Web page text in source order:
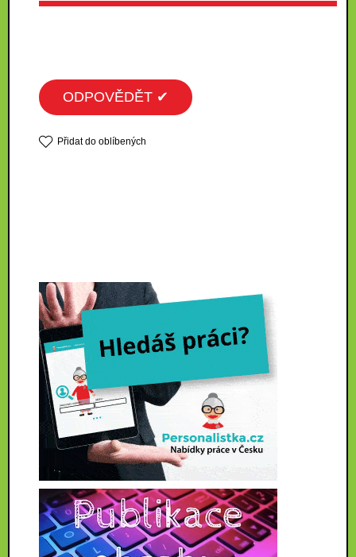
ODPOVĚDĚT ✔
Přidat do oblíbených